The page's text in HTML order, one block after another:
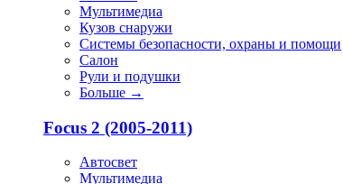
Мультимедиа
Кузов снаружи
Системы безопасности, охраны и помощи
Салон
Рули и подушки
Больше →
Focus 2 (2005-2011)
Автосвет
Мультимедиа